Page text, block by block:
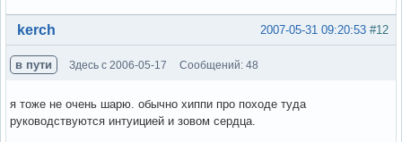
Вне форума #12
2007-05-31 09:20:53
kerch
в пути Здесь с 2006-05-17 Сообщений: 48
я тоже не очень шарю. обычно хиппи про походе туда
руководствуются интуицией и зовом сердца.